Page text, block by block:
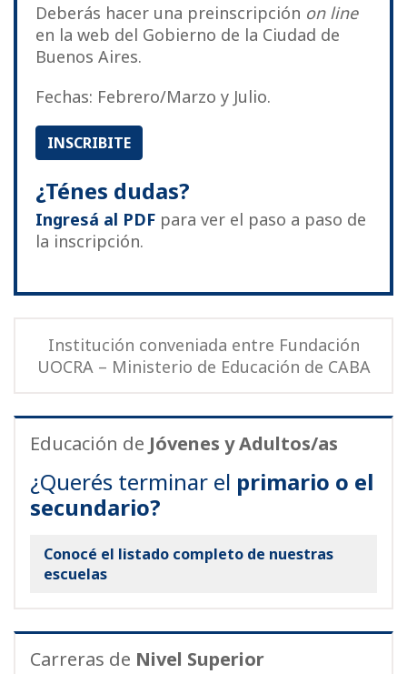
Deberás hacer una preinscripción on line
en la web del Gobierno de la Ciudad de
Buenos Aires.
Fechas: Febrero/Marzo y Julio.
INSCRIBITE
¿Ténes dudas?
Ingresá al PDF para ver el paso a paso de
la inscripción.
Institución conveniada entre Fundación
UOCRA – Ministerio de Educación de CABA
Educación de Jóvenes y Adultos/as
¿Querés terminar el primario o el
secundario?
Conocé el listado completo de nuestras
escuelas
Carreras de Nivel Superior